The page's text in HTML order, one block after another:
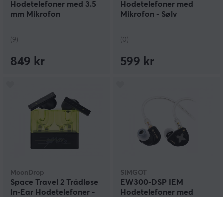
Hodetelefoner med 3.5
mm Mikrofon
(9)
849 kr
Hodetelefoner med
Mikrofon - Sølv
(0)
599 kr
MoonDrop
Space Travel 2 Trådløse
In-Ear Hodetelefoner -
SIMGOT
EW300-DSP IEM
Hodetelefoner med